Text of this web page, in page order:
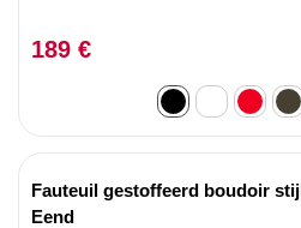
189 €
Fauteuil gestoffeerd boudoir
Eend